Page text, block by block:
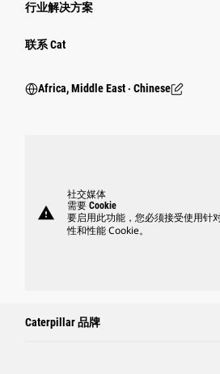
行业解决方案
行业
联系 Cat
Africa, Middle East ‧ Chinese
warning
社交媒体
需要 Cookie
要启用此功能，您必须接受使用针
性和性能 Cookie。
Caterpillar 品牌